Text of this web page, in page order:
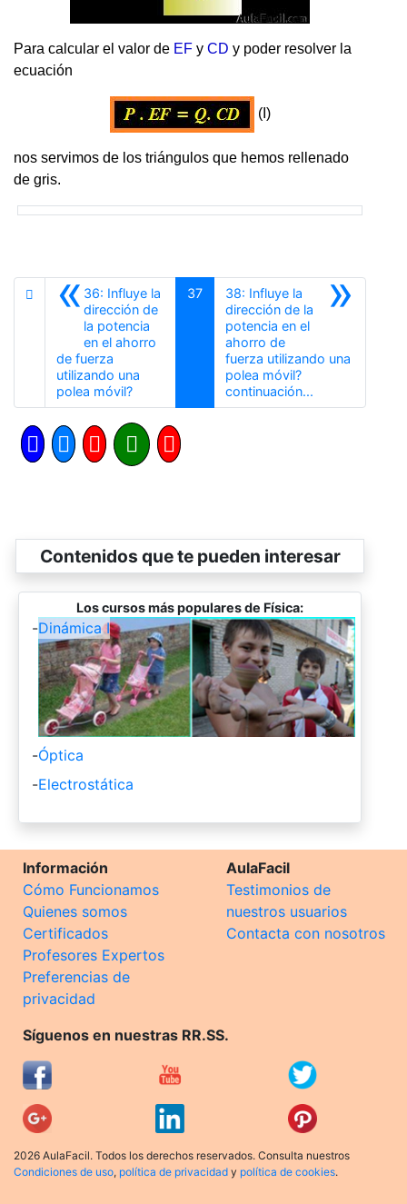
Para calcular el valor de EF y CD y poder resolver la
ecuación
(I)
nos servimos de los triángulos que hemos rellenado
de gris.
«36: Influye la
dirección de
la potencia
en el ahorro
de fuerza
utilizando una
polea móvil?Anterior
37 »
38: Influye la
dirección de la
potencia en el
ahorro de
fuerza utilizando una
polea móvil?
continuación...
Contenidos que te pueden interesar
Los cursos más populares de Física:
-Dinámica I
-Óptica
-Electrostática
Información
Cómo Funcionamos
Quienes somos
Certificados
Profesores Expertos
Preferencias de
privacidad
AulaFacil
Testimonios de
nuestros usuarios
Contacta con nosotros
Síguenos en nuestras RR.SS.
2026 AulaFacil. Todos los derechos reservados. Consulta nuestros
Condiciones de uso, política de privacidad y política de cookies.